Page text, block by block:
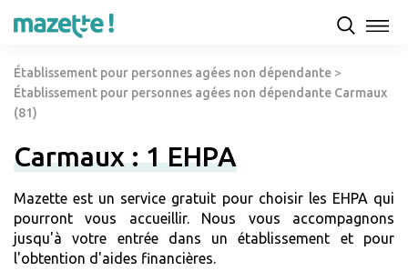
Établissement pour personnes agées non dépendante >
Établissement pour personnes agées non dépendante Carmaux
(81)
Carmaux : 1 EHPA
Mazette est un service gratuit pour choisir les EHPA qui
pourront vous accueillir. Nous vous accompagnons
jusqu'à votre entrée dans un établissement et pour
l'obtention d'aides financières.